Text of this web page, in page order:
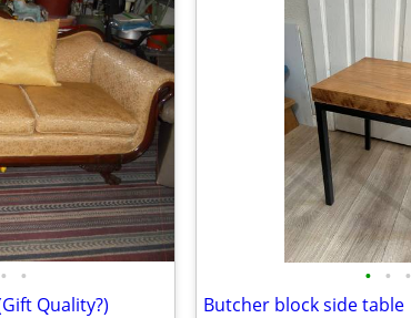
• •
Quality?)
• • •
Butcher block side table